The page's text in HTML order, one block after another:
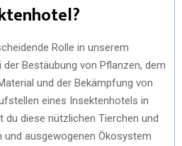
Rolle in unserem
Bestäubung von Pflanzen, dem
und der Bekämpfung von
eines Insektenhotels in
diese nützlichen Tierchen und
ausgewogenen Ökosystem